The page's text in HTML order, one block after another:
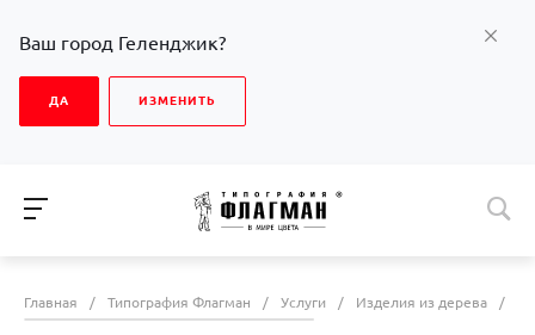
Ваш город Геленджик?
ДА ИЗМЕНИТЬ
Главная / Типография Флагман / Услуги / Изделия из дерева /